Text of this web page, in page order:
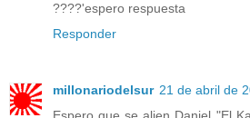
????'espero respuesta
Responder
millonariodelsur 21 de abril de
Espero que se alien Daniel "El